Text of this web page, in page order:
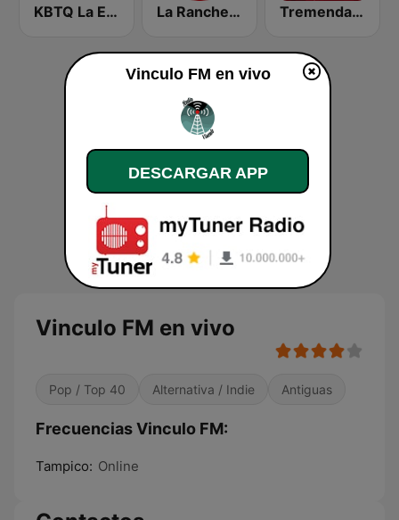
KBTQ La Exitosa 96.1 La Rancherita 105.1 FM Tremenda Durango 96.5 FM
Vinculo FM en vivo
Pop / Top 40 Alternativa / Indie Antiguas
Frecuencias Vinculo FM:
Tampico: Online
Vinculo FM en vivo
DESCARGAR APP